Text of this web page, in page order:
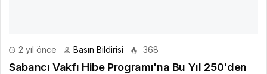
2 yıl önce Basın Bildirisi 368
Sabancı Vakfı Hibe Programı'na Bu Yıl 250'den